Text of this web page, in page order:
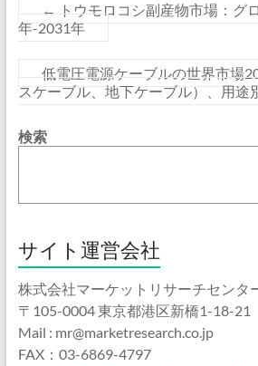
←
トウモロコシ副産物市場：グ
年-2031年
低電圧電源ケーブルの世界市場
スケーブル、地下ケーブル）、用途
検索
サイト運営会社
株式会社マーケットリサーチセンタ
〒105-0004 東京都港区新橋1-18-21
Mail : mr@marketresearch.co.jp
FAX：03-6869-4797